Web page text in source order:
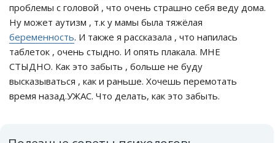
проблемы с головой , что очень страшно себя веду дома.
Ну может аутизм , т.к у мамы была тяжёлая
беременность. И также я рассказала , что напилась
таблеток , очень стыдно. И опять плакала. МНЕ
СТЫДНО. Как это забыть , больше не буду
высказываться , как и раньше. Хочешь перемотать
время назад.УЖАС. Что делать, как это забыть.